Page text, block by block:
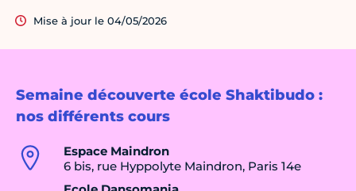
Semaine découverte école Shaktibudo :
nos différents cours
Espace Maindron
6 bis, rue Hyppolyte Maindron, Paris 14e
Mise à jour le 04/05/2026